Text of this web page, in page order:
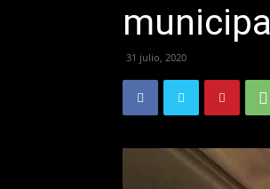
31 julio, 2020